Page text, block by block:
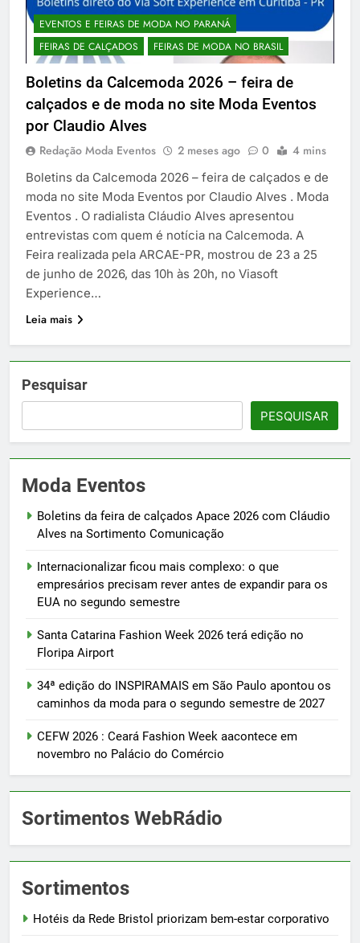
EVENTOS E FEIRAS DE MODA NO PARANÁ
FEIRAS DE CALÇADOS
FEIRAS DE MODA NO BRASIL
Boletins da Calcemoda 2026 – feira de
calçados e de moda no site Moda Eventos
por Claudio Alves
Redação Moda Eventos 2 meses ago 0 4 mins
Boletins da Calcemoda 2026 – feira de calçados e de
moda no site Moda Eventos por Claudio Alves . Moda
Eventos . O radialista Cláudio Alves apresentou
entrevistas com quem é notícia na Calcemoda. A
Feira realizada pela ARCAE-PR, mostrou de 23 a 25
de junho de 2026, das 10h às 20h, no Viasoft
Experience…
Leia mais
Pesquisar
PESQUISAR
Moda Eventos
Boletins da feira de calçados Apace 2026 com Cláudio
Alves na Sortimento Comunicação
Internacionalizar ficou mais complexo: o que
empresários precisam rever antes de expandir para os
EUA no segundo semestre
Santa Catarina Fashion Week 2026 terá edição no
Floripa Airport
34ª edição do INSPIRAMAIS em São Paulo apontou os
caminhos da moda para o segundo semestre de 2027
CEFW 2026 : Ceará Fashion Week aacontece em
novembro no Palácio do Comércio
Sortimentos WebRádio
Sortimentos
Hotéis da Rede Bristol priorizam bem-estar corporativo